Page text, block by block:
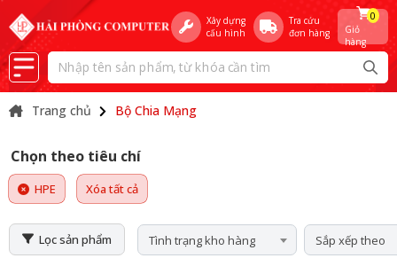
Xây dựng
cấu hình
Tra cứu
đơn hàng
Giỏ
hàng
0
Trang chủ Bộ Chia Mạng
Chọn theo tiêu chí
HPE Xóa tất cả
Lọc sản phẩm Tình trạng kho hàng Sắp xếp theo